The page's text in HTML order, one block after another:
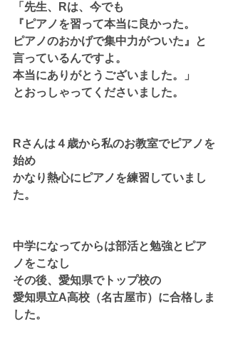
「先生、Rは、今でも
『ピアノを習って本当に良かった。
ピアノのおかげで集中力がついた』と
言っているんですよ。
本当にありがとうございました。」
とおっしゃってくださいました。
Rさんは４歳から私のお教室でピアノを
始め
かなり熱心にピアノを練習していまし
た。
中学になってからは部活と勉強とピア
ノをこなし
その後、愛知県でトップ校の
愛知県立A高校（名古屋市）に合格しま
した。